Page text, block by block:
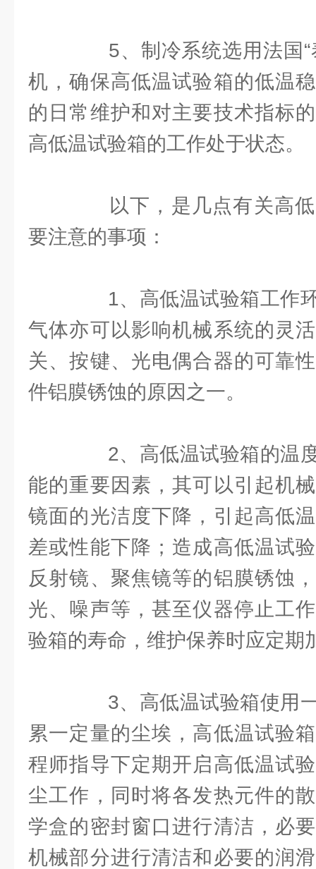
5、制冷系统选用法国“
机，确保高低温试验箱的低温
的日常维护和对主要技术指标
高低温试验箱的工作处于状态。
以下，是几点有关高低
要注意的事项：
1、高低温试验箱工作环
气体亦可以影响机械系统的灵
关、按键、光电偶合器的可靠
件铝膜锈蚀的原因之一。
2、高低温试验箱的温度
能的重要因素，其可以引起机
镜面的光洁度下降，引起高低
差或性能下降；造成高低温试
反射镜、聚焦镜等的铝膜锈蚀
光、噪声等，甚至仪器停止工
验箱的寿命，维护保养时应定期
3、高低温试验箱使用一
累一定量的尘埃，高低温试验
程师指导下定期开启高低温试
尘工作，同时将各发热元件的
学盒的密封窗口进行清洁，必
机械部分进行清洁和必要的润